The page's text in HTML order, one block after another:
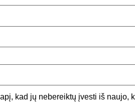
kad jų nebereiktų įvesti iš naujo,